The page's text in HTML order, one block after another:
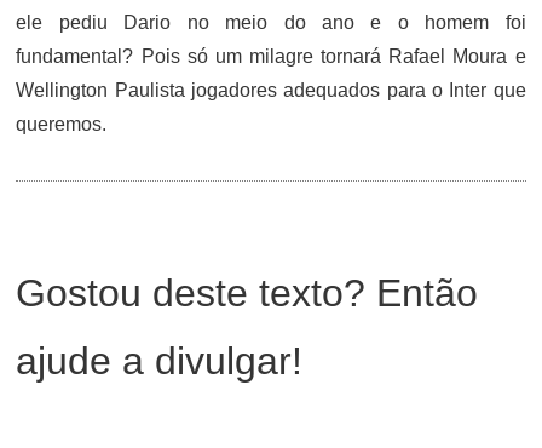
ele pediu Dario no meio do ano e o homem foi
fundamental? Pois só um milagre tornará Rafael Moura e
Wellington Paulista jogadores adequados para o Inter que
queremos.
Gostou deste texto? Então
ajude a divulgar!